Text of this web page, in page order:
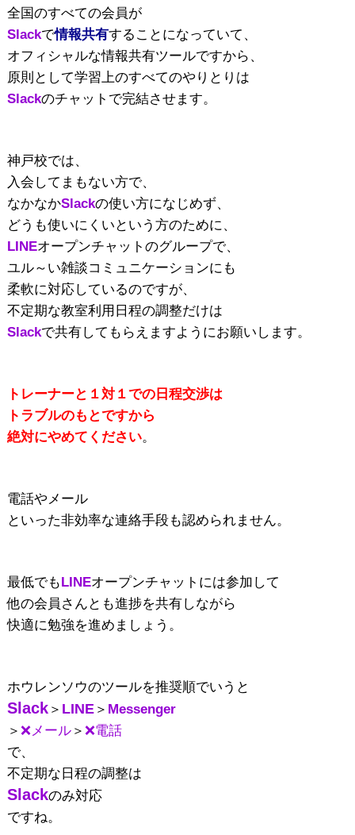
全国のすべての会員が
Slackで情報共有することになっていて、
オフィシャルな情報共有ツールですから、
原則として学習上のすべてのやりとりは
Slackのチャットで完結させます。
神戸校では、
入会してまもない方で、
なかなかSlackの使い方になじめず、
どうも使いにくいという方のために、
LINEオープンチャットのグループで、
ユル～い雑談コミュニケーションにも
柔軟に対応しているのですが、
不定期な教室利用日程の調整だけは
Slackで共有してもらえますようにお願いします。
トレーナーと１対１での日程交渉は
トラブルのもとですから
絶対にやめてください。
電話やメール
といった非効率な連絡手段も認められません。
最低でもLINEオープンチャットには参加して
他の会員さんとも進捗を共有しながら
快適に勉強を進めましょう。
ホウレンソウのツールを推奨順でいうと
Slack ＞ LINE ＞ Messenger
＞ ❌メール ＞ ❌電話
で、
不定期な日程の調整は
Slackのみ対応
ですね。